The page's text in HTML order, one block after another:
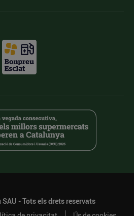
SAU - Tots els drets reservats